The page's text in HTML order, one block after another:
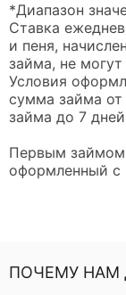
*Диапазон
Ставка
и пеня,
займа, не
Условия
сумма займа
займа до 7
Первым займом
оформленный с
ПОЧЕМУ НАМ